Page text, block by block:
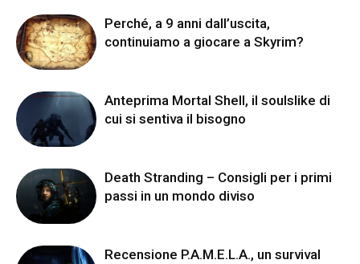
Perché, a 9 anni dall’uscita,
continuiamo a giocare a Skyrim?
Anteprima Mortal Shell, il soulslike di
cui si sentiva il bisogno
Death Stranding – Consigli per i primi
passi in un mondo diviso
Recensione P.A.M.E.L.A., un survival